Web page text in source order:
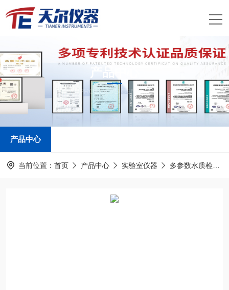
产品中心
PRODUCTS CENTER
产品中心
当前位置： 首页 产品中心 实验室仪器 多参数水质检测仪